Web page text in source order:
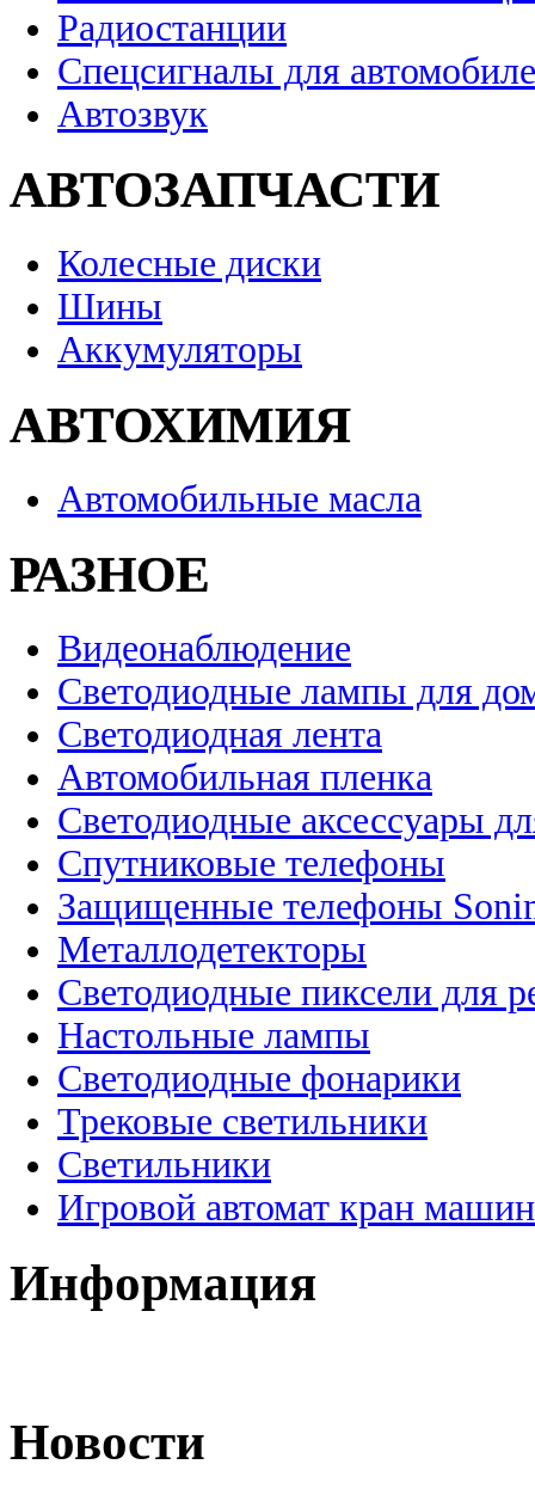
Радиостанции
Спецсигналы для
Автозвук
АВТОЗАПЧАСТИ
Колесные диски
Шины
Аккумуляторы
АВТОХИМИЯ
Автомобильные масла
РАЗНОЕ
Видеонаблюдение
Светодиодные лампы для
Светодиодная лента
Автомобильная пленка
Светодиодные аксессуары
Спутниковые телефоны
Защищенные телефоны
Металлодетекторы
Светодиодные пиксели для
Настольные лампы
Светодиодные фонарики
Трековые светильники
Светильники
Игровой автомат кран
Информация
Новости